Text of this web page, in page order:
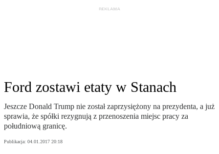
Ford zostawi etaty w Stanach
Jeszcze Donald Trump nie został zaprzysiężony na prezydenta, a już
sprawia, że spółki rezygnują z przenoszenia miejsc pracy za
południową granicę.
Publikacja: 04.01.2017 20:18